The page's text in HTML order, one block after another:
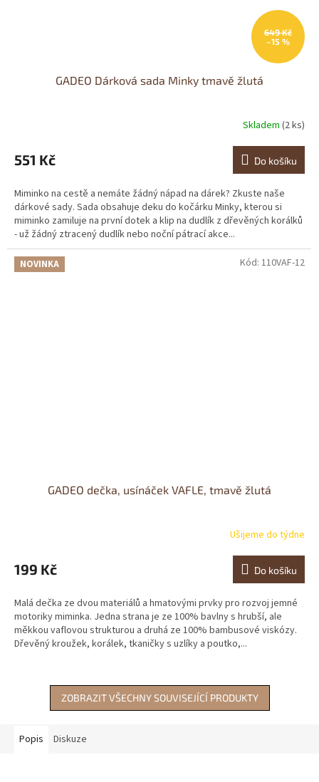
649 Kč
–15 %
GADEO Dárková sada Minky tmavě žlutá
Skladem (2 ks)
551 Kč Do košíku
Miminko na cestě a nemáte žádný nápad na dárek? Zkuste naše
dárkové sady. Sada obsahuje deku do kočárku Minky, kterou si
miminko zamiluje na první dotek a klip na dudlík z dřevěných korálků
- už žádný ztracený dudlík nebo noční pátrací akce...
NOVINKA
GADEO dečka, usínáček VAFLE, tmavě žlutá
Ušijeme do týdne
199 Kč Do košíku
Malá dečka ze dvou materiálů a hmatovými prvky pro rozvoj jemné
motoriky miminka. Jedna strana je ze 100% bavlny s hrubší, ale
měkkou vaflovou strukturou a druhá ze 100% bambusové viskózy.
Dřevěný kroužek, korálek, tkaničky s uzlíky a poutko,...
Kód: 110VAF-12
ZOBRAZIT VŠECHNY SOUVISEJÍCÍ PRODUKTY
Popis Diskuze